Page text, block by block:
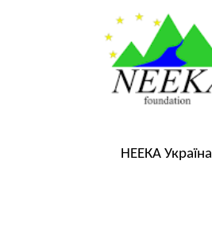
НЕЕКА Україна